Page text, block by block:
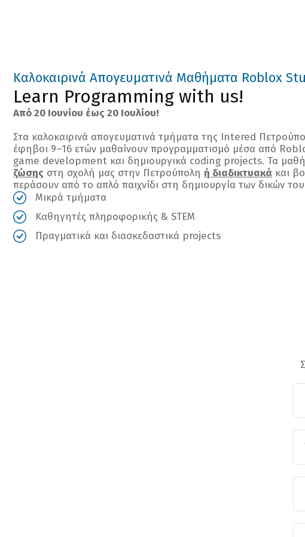
Καλοκαιρινά Απογευματινά Μαθήματα Roblox
Learn Programming with us!
Από 20 Ιουνίου έως 20 Ιουλίου!
Στα καλοκαιρινά απογευματινά τμήματα της Intered
έφηβοι 9–16 ετών μαθαίνουν προγραμματισμό μέσα από
game development και δημιουργικά coding projects. Τα
ζώσης στη σχολή μας στην Πετρούπολη ή διαδικτυακά και
περάσουν από το απλό παιχνίδι στη δημιουργία των δικών
Μικρά τμήματα
Καθηγητές πληροφορικής & STEM
Πραγματικά και διασκεδαστικά projects